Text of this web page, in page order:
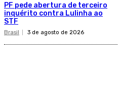
PF pede abertura de terceiro
inquérito contra Lulinha ao
STF
Brasil 3 de agosto de 2026